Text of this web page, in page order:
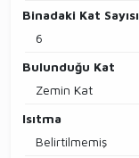
Binadaki Kat Sayısı
6
Bulunduğu Kat
Zemin Kat
Isıtma
Belirtilmemiş